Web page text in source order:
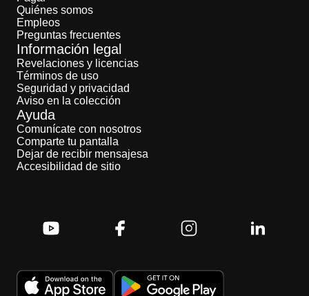
Quiénes somos
Empleos
Preguntas frecuentes
Información legal
Revelaciones y licencias
Términos de uso
Seguridad y privacidad
Aviso en la colección
Ayuda
Comunícate con nosotros
Comparte tu pantalla
Dejar de recibir mensajesa
Accesibilidad de sitio